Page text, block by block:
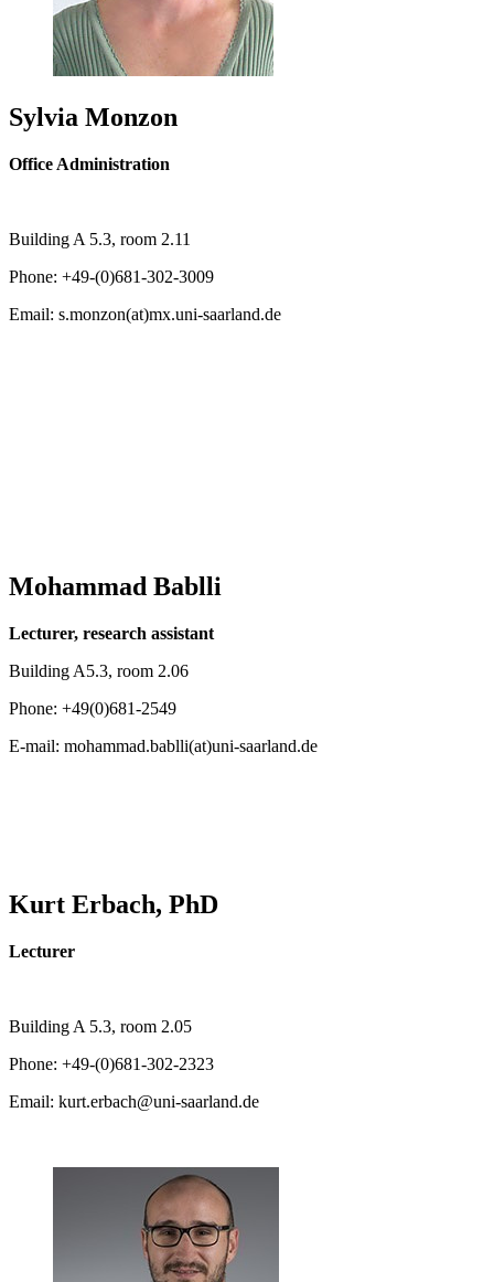
Sylvia Monzon
Office Administration
Building A 5.3, room 2.11
Phone: +49-(0)681-302-3009
Email: s.monzon(at)mx.uni-saarland.de
Mohammad Bablli
Lecturer, research assistant
Building A5.3, room 2.06
Phone: +49(0)681-2549
E-mail: mohammad.bablli(at)uni-saarland.de
Kurt Erbach, PhD
Lecturer
Building A 5.3, room 2.05
Phone: +49-(0)681-302-2323
Email: kurt.erbach@uni-saarland.de